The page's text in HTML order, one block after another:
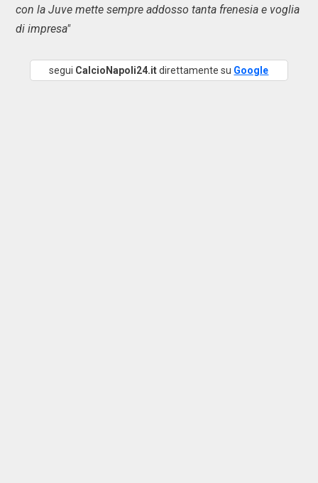
con la Juve mette sempre addosso tanta frenesia e voglia
di impresa"
segui CalcioNapoli24.itdirettamente su Google